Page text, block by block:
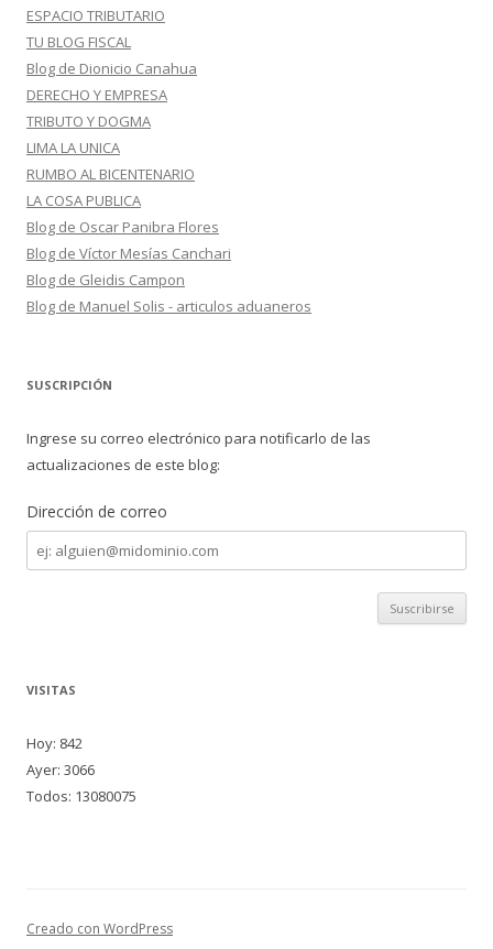
ESPACIO TRIBUTARIO
TU BLOG FISCAL
Blog de Dionicio Canahua
DERECHO Y EMPRESA
TRIBUTO Y DOGMA
LIMA LA UNICA
RUMBO AL BICENTENARIO
LA COSA PUBLICA
Blog de Oscar Panibra Flores
Blog de Víctor Mesías Canchari
Blog de Gleidis Campon
Blog de Manuel Solis - articulos aduaneros
SUSCRIPCIÓN
Ingrese su correo electrónico para notificarlo de las
actualizaciones de este blog:
Dirección de correo
Dirección
de
correo
VISITAS
Hoy: 842
Ayer: 3066
Todos: 13080075
Creado con WordPress